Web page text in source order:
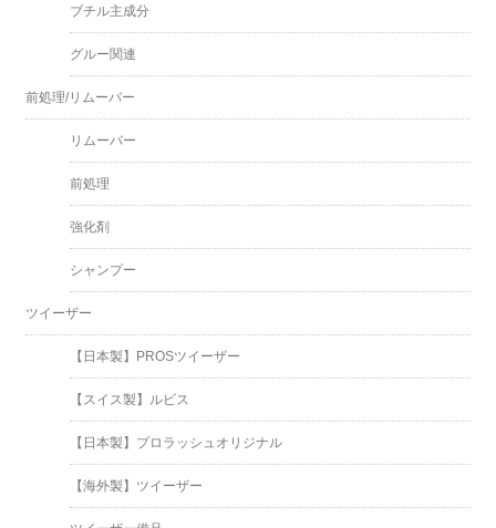
ブチル主成分
グルー関連
前処理/リムーバー
リムーバー
前処理
強化剤
シャンプー
ツイーザー
【日本製】PROSツイーザー
【スイス製】ルビス
【日本製】プロラッシュオリジナル
【海外製】ツイーザー